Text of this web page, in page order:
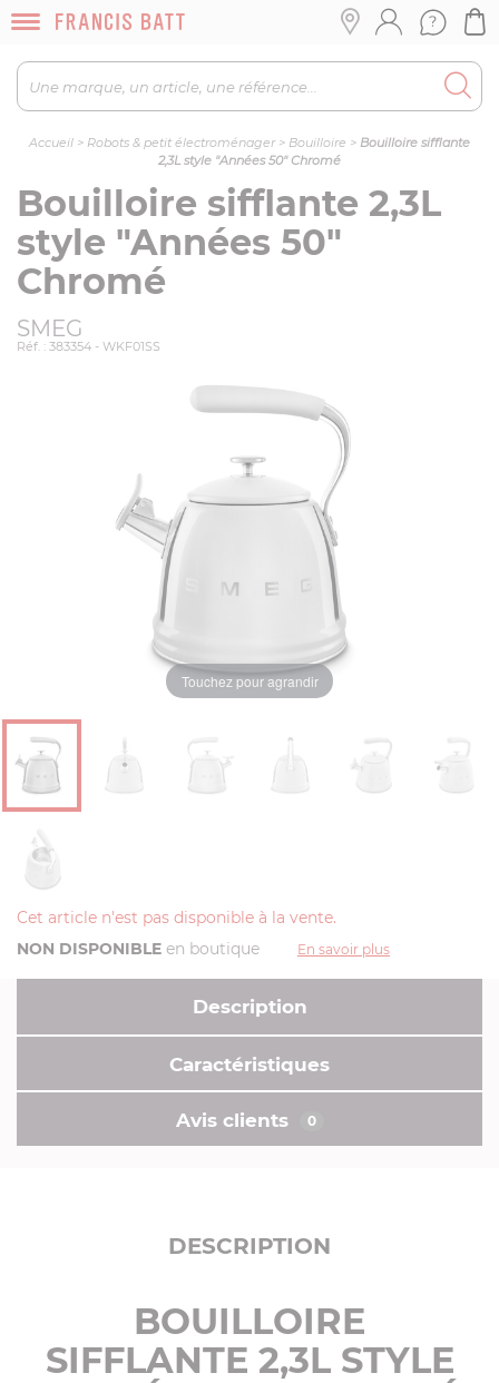
Accueil > Robots & petit électroménager> Bouilloire > Bouilloire sifflante
2,3L style "Années 50" Chromé
Bouilloire sifflante 2,3L
style "Années 50"
Chromé
SMEG
Réf. : 383354 - WKF01SS
Touchez pour agrandir
Cet article n'est pas disponible à la vente.
NON DISPONIBLE en boutique En savoir plus
Description
Caractéristiques
Avis clients 0
DESCRIPTION
BOUILLOIRE
SIFFLANTE 2,3L STYLE